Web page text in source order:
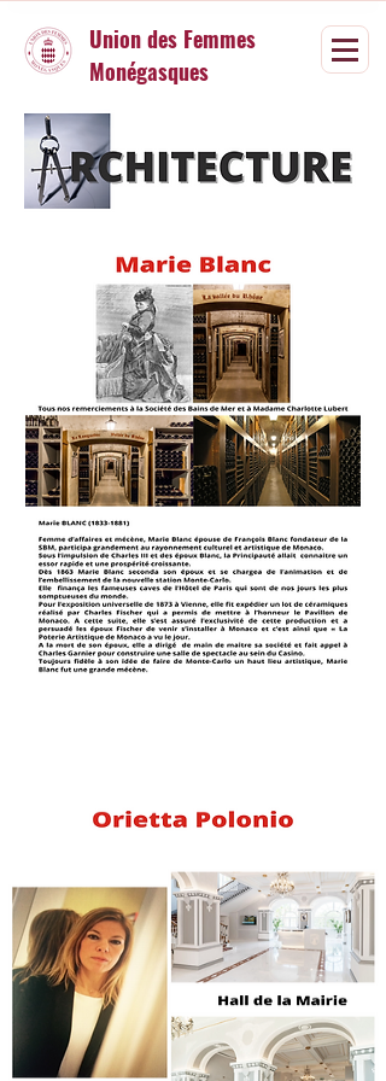
Union des Femmes
Monégasques